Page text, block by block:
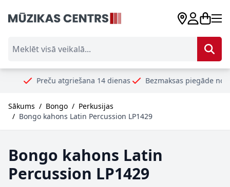
Preču atgriešana 14 dienas Bezmaksas piegāde no 99€
Sākums / Bongo / Perkusijas
/ Bongo kahons Latin Percussion LP1429
Bongo kahons Latin
Percussion LP1429